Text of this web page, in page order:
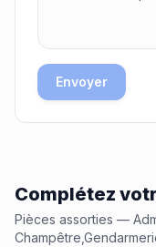
Envoyer
Complétez
Pièces assorties —